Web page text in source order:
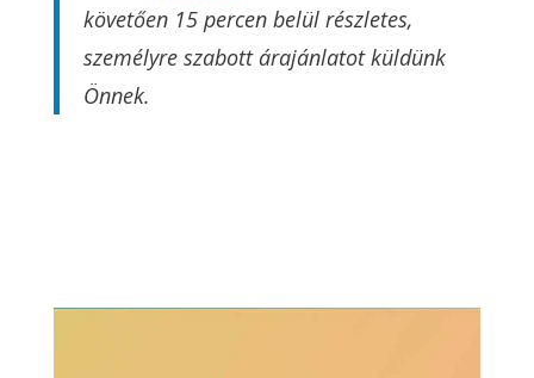
követően 15 percen belül részletes,
személyre szabott árajánlatot küldünk
Önnek.